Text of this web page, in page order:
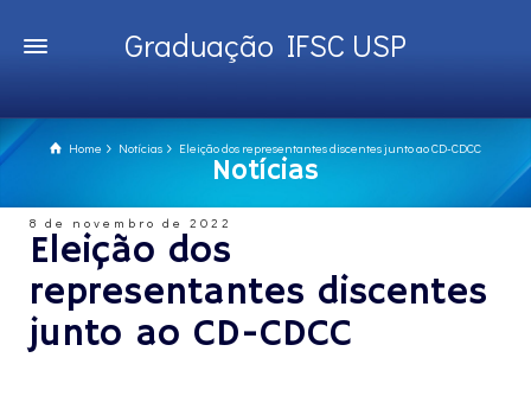
Graduação IFSC USP
Home Notícias Eleição dos representantes discentes junto ao CD-CDCC
Notícias
8 de novembro de 2022
Eleição dos
representantes discentes
junto ao CD-CDCC